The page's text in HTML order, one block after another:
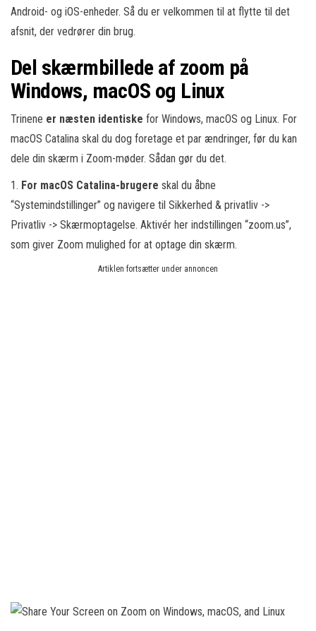
Android- og iOS-enheder. Så du er velkommen til at flytte til det
afsnit, der vedrører din brug.
Del skærmbillede af zoom på
Windows, macOS og Linux
Trinene er næsten identiske for Windows, macOS og Linux. For
macOS Catalina skal du dog foretage et par ændringer, før du kan
dele din skærm i Zoom-møder. Sådan gør du det.
1. For macOS Catalina-brugere skal du åbne
“Systemindstillinger” og navigere til Sikkerhed & privatliv ->
Privatliv -> Skærmoptagelse. Aktivér her indstillingen “zoom.us”,
som giver Zoom mulighed for at optage din skærm.
Artiklen fortsætter under annoncen